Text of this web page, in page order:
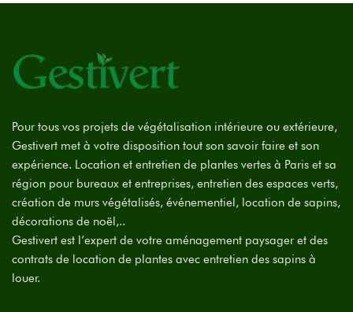
Pour tous vos projets de végétalisation intérieure ou extérieure,
Gestivert met à votre disposition tout son savoir faire et son
expérience. Location et entretien de plantes vertes à Paris et sa
région pour bureaux et entreprises, entretien des espaces verts,
création de murs végétalisés, événementiel, location de sapins,
décorations de noël,..
Gestivert est l’expert de votre aménagement paysager et des
contrats de location de plantes avec entretien des sapins à
louer.